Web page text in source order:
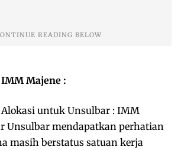
Majene :
untuk Unsulbar : IMM
Unsulbar mendapatkan perhatian
masih berstatus satuan kerja